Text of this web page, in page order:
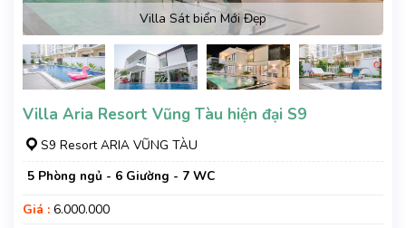
Villa Sát biển Mới Đẹp
Villa Aria Resort Vũng Tàu hiện đại S9
S9 Resort ARIA VŨNG TÀU
5 Phòng ngủ - 6 Giường - 7 WC
Giá : 6.000.000